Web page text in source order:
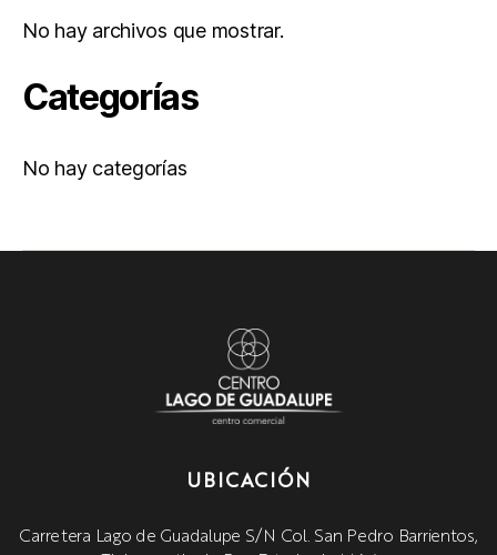
No hay archivos que mostrar.
Categorías
No hay categorías
UBICACIÓN
Carretera Lago de Guadalupe S/N Col. San Pedro Barrientos,